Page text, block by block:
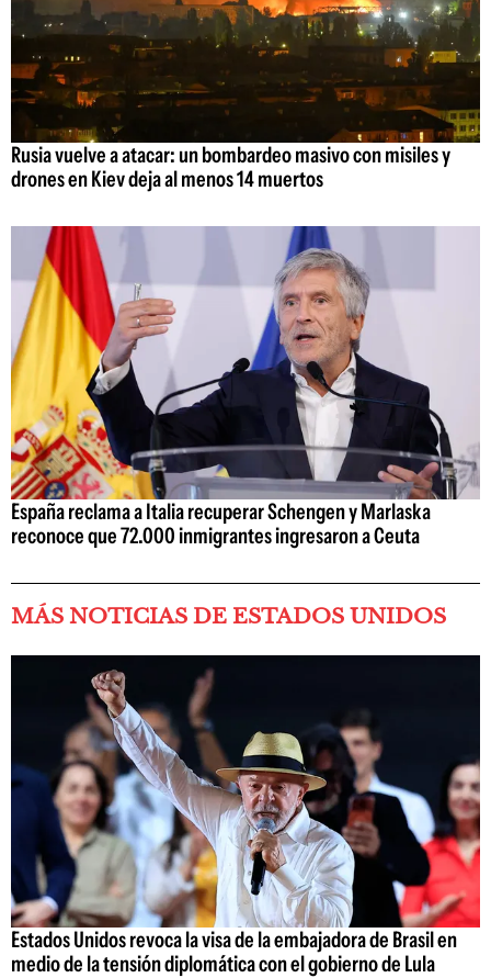
Rusia vuelve a atacar: un bombardeo masivo con misiles y
drones en Kiev deja al menos 14 muertos
España reclama a Italia recuperar Schengen y Marlaska
reconoce que 72.000 inmigrantes ingresaron a Ceuta
MÁS NOTICIAS DE ESTADOS UNIDOS
Estados Unidos revoca la visa de la embajadora de Brasil en
medio de la tensión diplomática con el gobierno de Lula